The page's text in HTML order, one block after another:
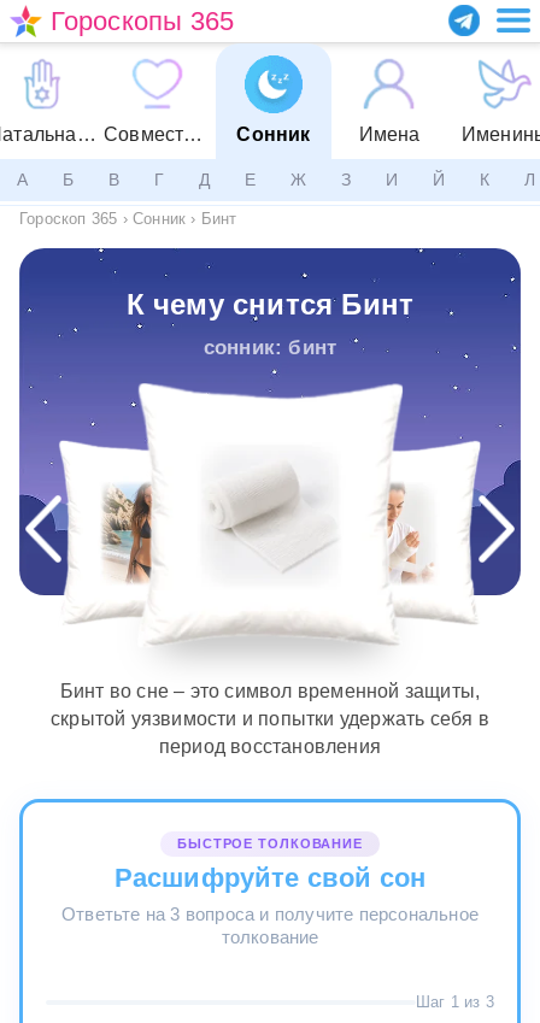
Гороскопы 365
Натальная карта Совместимость Сонник Имена
А Б В Г Д Е Ж З И Й К Л
Гороскоп 365 › Сонник › Бинт
К чему снится Бинт
сонник: бинт
Бинт во сне – это символ временной защиты,
скрытой уязвимости и попытки удержать себя в
период восстановления
БЫСТРОЕ ТОЛКОВАНИЕ
Расшифруйте свой сон
Ответьте на 3 вопроса и получите персональное
толкование
Шаг 1 из 3